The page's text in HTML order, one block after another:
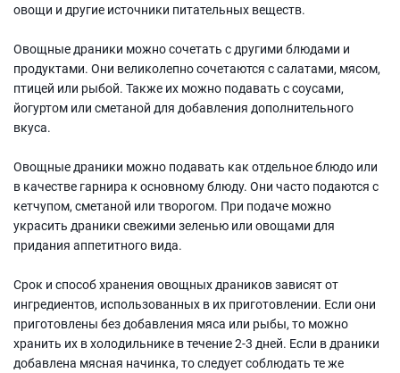
овощи и другие источники питательных веществ.
Овощные драники можно сочетать с другими блюдами и
продуктами. Они великолепно сочетаются с салатами, мясом,
птицей или рыбой. Также их можно подавать с соусами,
йогуртом или сметаной для добавления дополнительного
вкуса.
Овощные драники можно подавать как отдельное блюдо или
в качестве гарнира к основному блюду. Они часто подаются с
кетчупом, сметаной или творогом. При подаче можно
украсить драники свежими зеленью или овощами для
придания аппетитного вида.
Срок и способ хранения овощных драников зависят от
ингредиентов, использованных в их приготовлении. Если они
приготовлены без добавления мяса или рыбы, то можно
хранить их в холодильнике в течение 2-3 дней. Если в драники
добавлена мясная начинка, то следует соблюдать те же